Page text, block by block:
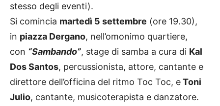
stesso degli eventi).
Si comincia martedì 5 settembre (ore 19.30),
in piazza Dergano, nell’omonimo quartiere,
con “Sambando”, stage di samba a cura di Kal
Dos Santos, percussionista, attore, cantante e
direttore dell’officina del ritmo Toc Toc, eToni
Julio, cantante, musicoterapista e danzatore.